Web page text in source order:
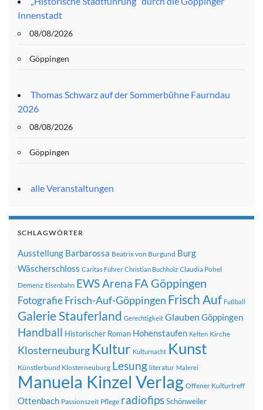
Innenstadt
08/08/2026
Göppingen
Thomas Schwarz auf der Sommerbühne Faurndau
2026
08/08/2026
Göppingen
alle Veranstaltungen
SCHLAGWÖRTER
Ausstellung Barbarossa Beatrix von Burgund Burg
Wäscherschloss Caritas Führer Christian Buchholz Claudia Pohel
Demenz Eisenbahn EWS Arena FA Göppingen
FotografieFrisch-Auf-Göppingen Frisch Auf Fußball
Galerie Stauferland Gerechtigkeit Glauben Göppingen
Handball Historischer Roman Hohenstaufen Kelten Kirche
Klosterneuburg Kultur Kulturnacht Kunst
Künstlerbund Klosterneuburg Lesung literatur Malerei
Manuela Kinzel Verlag Offener Kulturtreff
Ottenbach Passionszeit Pflege radiofipsSchönweiler